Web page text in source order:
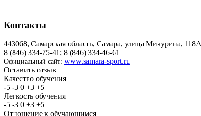
Контакты
443068, Самарская область, Самара, улица Мичурина, 118А
8 (846) 334-75-41; 8 (846) 334-46-61
Официальный сайт: www.samara-sport.ru
Оставить отзыв
Качество обучения
-5 -3 0 +3 +5
Легкость обучения
-5 -3 0 +3 +5
Отношение к обучающимся